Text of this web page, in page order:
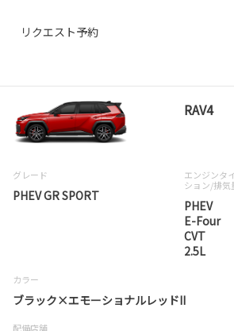
リクエスト予約
RAV4
グレード
PHEV GR SPORT
エンジンタ
ション/排気
PHEV
E-Four
CVT
2.5L
カラー
ブラック×エモーショナルレッドII
配備店舗